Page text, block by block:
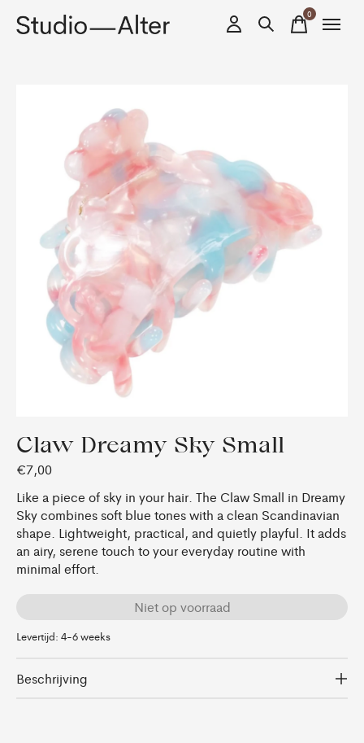
0items
Claw Dreamy Sky Small
€7,00
Like a piece of sky in your hair. The Claw Small in Dreamy
Sky combines soft blue tones with a clean Scandinavian
shape. Lightweight, practical, and quietly playful. It adds
an airy, serene touch to your everyday routine with
minimal effort.
Niet op voorraad
Levertijd: 4-6 weeks
Beschrijving